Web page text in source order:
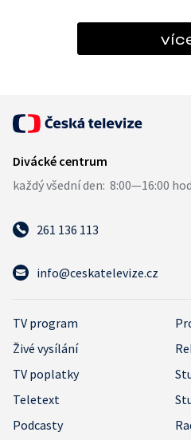
261 136 113
info@ceskatelevize.cz
TV program
Živé vysílání
TV poplatky
Teletext
Podcasty